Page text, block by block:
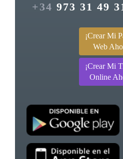
+34 973 31 49
¡Crear Mi
Web
¡Crear Mi
Online